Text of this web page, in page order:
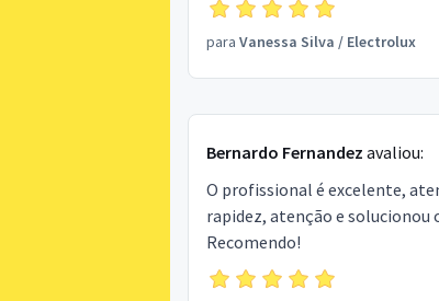
para Vanessa Silva / Electrolux
Bernardo Fernandez avaliou:
O profissional é excelente,
rapidez, atenção e solucionou
Recomendo!